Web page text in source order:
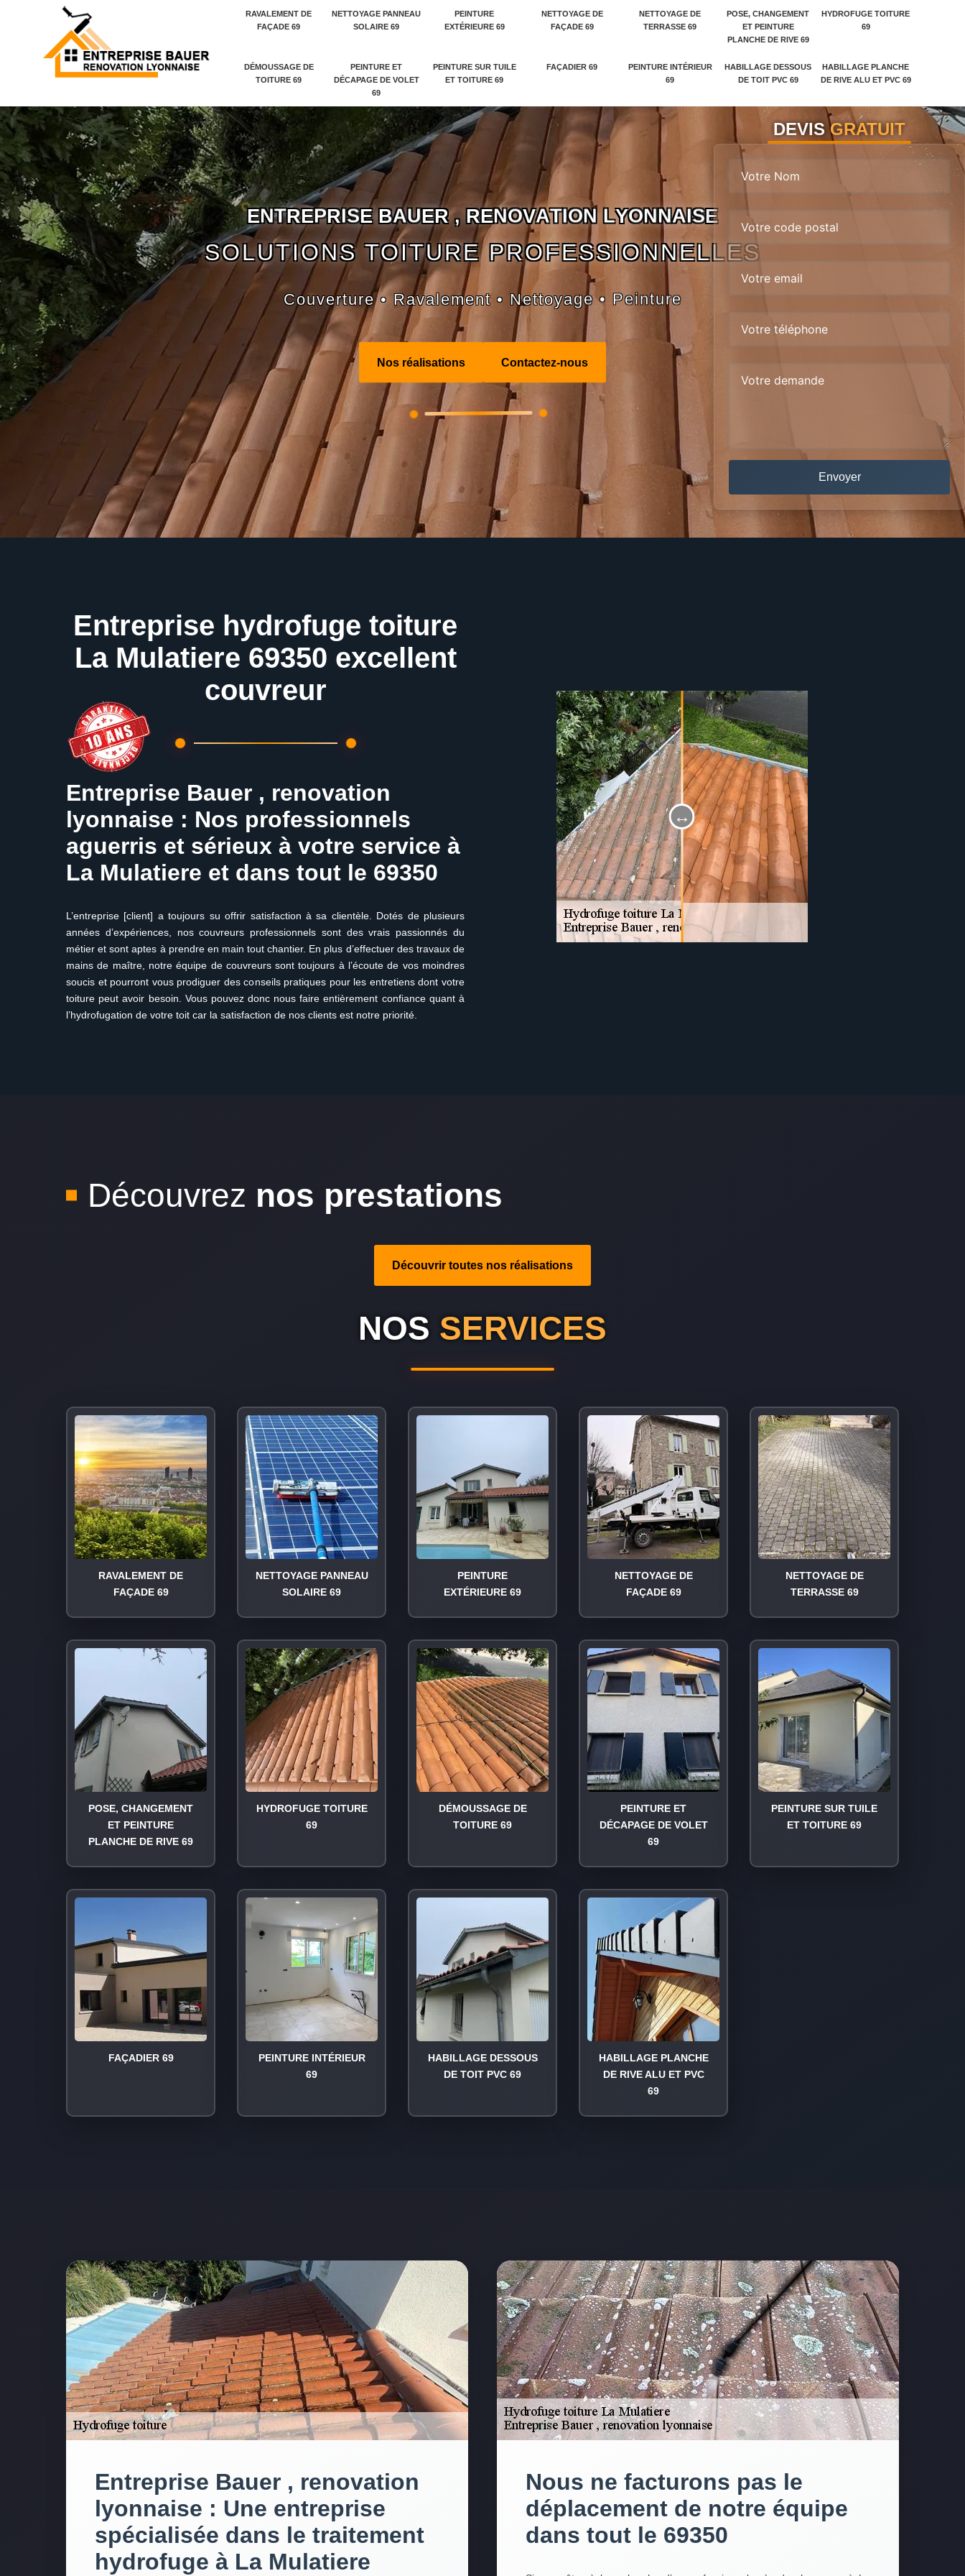
RAVALEMENT DE
FAÇADE 69
NETTOYAGE PANNEAU
SOLAIRE 69
PEINTURE
EXTÉRIEURE 69
NETTOYAGE DE
FAÇADE 69
NETTOYAGE DE
TERRASSE 69
POSE, CHANGEMENT
ET PEINTURE
PLANCHE DE RIVE 69
HYDROFUGE TOITURE
69
DÉMOUSSAGE DE
TOITURE 69
PEINTURE ET
DÉCAPAGE DE VOLET
69
PEINTURE SUR TUILE
ET TOITURE 69
FAÇADIER 69
PEINTURE INTÉRIEUR
69
HABILLAGE DESSOUS
DE TOIT PVC 69
HABILLAGE PLANCHE
DE RIVE ALU ET PVC 69
ENTREPRISE BAUER , RENOVATION LYONNAISE
SOLUTIONS TOITURE PROFESSIONNELLES
Couverture • Ravalement • Nettoyage • Peinture
Nos réalisations Contactez-nous
DEVISGRATUIT
Entreprise hydrofuge toiture
La Mulatiere 69350 excellent
couvreur
Entreprise Bauer , renovation
lyonnaise : Nos professionnels
aguerris et sérieux à votre service à
La Mulatiere et dans tout le 69350
L’entreprise [client] a toujours su offrir satisfaction à sa clientèle. Dotés de plusieurs
années d’expériences, nos couvreurs professionnels sont des vrais passionnés du
métier et sont aptes à prendre en main tout chantier. En plus d’effectuer des travaux de
mains de maître, notre équipe de couvreurs sont toujours à l’écoute de vos moindres
soucis et pourront vous prodiguer des conseils pratiques pour les entretiens dont votre
toiture peut avoir besoin. Vous pouvez donc nous faire entièrement confiance quant à
l’hydrofugation de votre toit car la satisfaction de nos clients est notre priorité.
Découvrez nos prestations
Découvrir toutes nos réalisations
NOS SERVICES
RAVALEMENT DE
FAÇADE 69
NETTOYAGE PANNEAU
SOLAIRE 69
PEINTURE
EXTÉRIEURE 69
NETTOYAGE DE
FAÇADE 69
NETTOYAGE DE
TERRASSE 69
POSE, CHANGEMENT
ET PEINTURE
PLANCHE DE RIVE 69
HYDROFUGE TOITURE
69
DÉMOUSSAGE DE
TOITURE 69
PEINTURE ET
DÉCAPAGE DE VOLET
69
PEINTURE SUR TUILE
ET TOITURE 69
FAÇADIER 69
PEINTURE INTÉRIEUR
69
HABILLAGE DESSOUS
DE TOIT PVC 69
HABILLAGE PLANCHE
DE RIVE ALU ET PVC
69
Entreprise Bauer , renovation
lyonnaise : Une entreprise
spécialisée dans le traitement
hydrofuge à La Mulatiere
Nous ne facturons pas le
déplacement de notre équipe
dans tout le 69350